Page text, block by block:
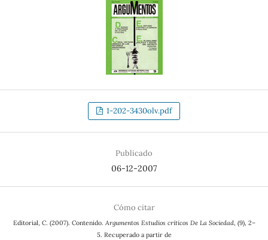
1-202-3430olv.pdf
Publicado
06-12-2007
Cómo citar
Editorial, C. (2007). Contenido. Argumentos Estudios críticos De La Sociedad, (9), 2–
5. Recuperado a partir de